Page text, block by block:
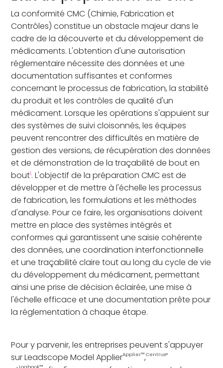
La conformité CMC (Chimie, Fabrication et
Contrôles) constitue un obstacle majeur dans le
cadre de la découverte et du développement de
médicaments. L'obtention d'une autorisation
réglementaire nécessite des données et une
documentation suffisantes et conformes
concernant le processus de fabrication, la stabilité
du produit et les contrôles de qualité d'un
médicament. Lorsque les opérations s'appuient sur
des systèmes de suivi cloisonnés, les équipes
peuvent rencontrer des difficultés en matière de
gestion des versions, de récupération des données
et de démonstration de la traçabilité de bout en
bout1. L'objectif de la préparation CMC est de
développer et de mettre à l'échelle les processus
de fabrication, les formulations et les méthodes
d'analyse. Pour ce faire, les organisations doivent
mettre en place des systèmes intégrés et
conformes qui garantissent une saisie cohérente
des données, une coordination interfonctionnelle
et une traçabilité claire tout au long du cycle de vie
du développement du médicament, permettant
ainsi une prise de décision éclairée, une mise à
l'échelle efficace et une documentation prête pour
la réglementation à chaque étape.
Pour y parvenir, les entreprises peuvent s'appuyer
sur Leadscope Model ApplierApplier™,Centrus®